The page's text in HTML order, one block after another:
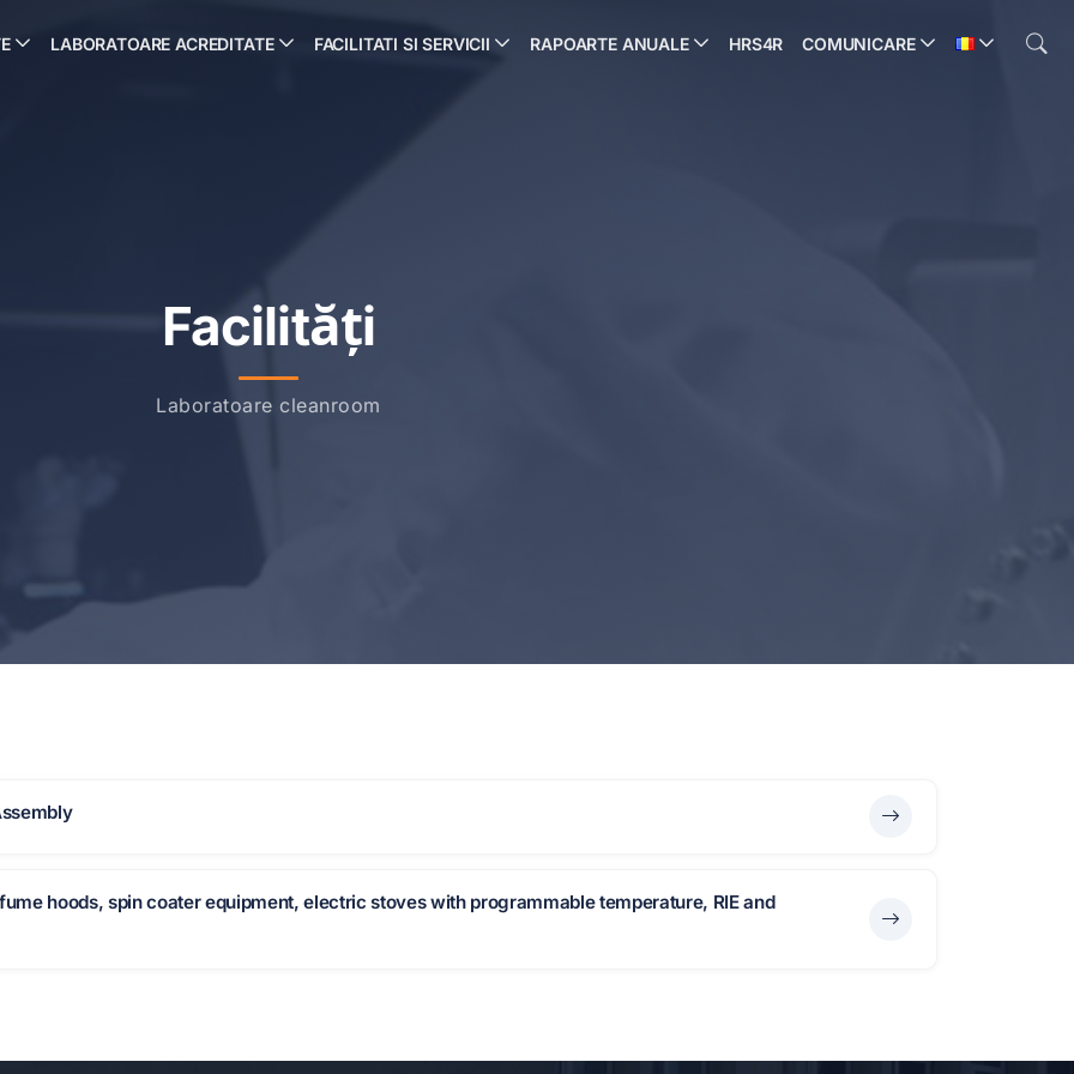
LABORATOARE ACREDITATE FACILITATI SI SERVICII RAPOARTE ANUALE HRS4R COMUNICARE
Facilități
Laboratoare cleanroom
hoods, spin coater equipment, electric stoves with programmable temperature, RIE and